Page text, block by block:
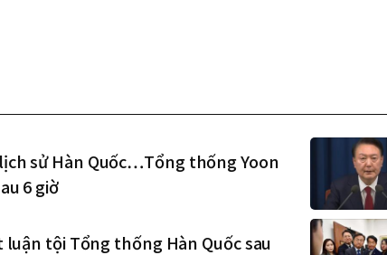
sử Hàn Quốc…Tổng thống Yoon
6 giờ
tội Tổng thống Hàn Quốc sau